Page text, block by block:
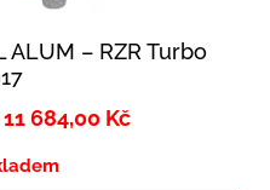
ALUM – RZR Turbo
11 684,00 Kč